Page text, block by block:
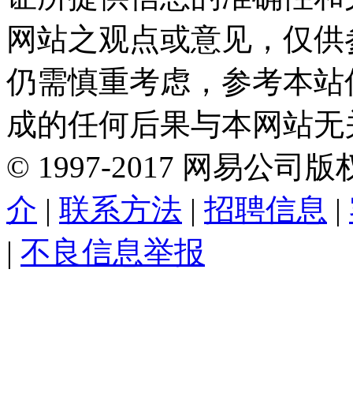
网站之观点或意见，仅
仍需慎重考虑，参考本
成的任何后果与本网站
© 1997-2017 网易公司版
介 | 联系方法 | 招聘信息 |
| 不良信息举报